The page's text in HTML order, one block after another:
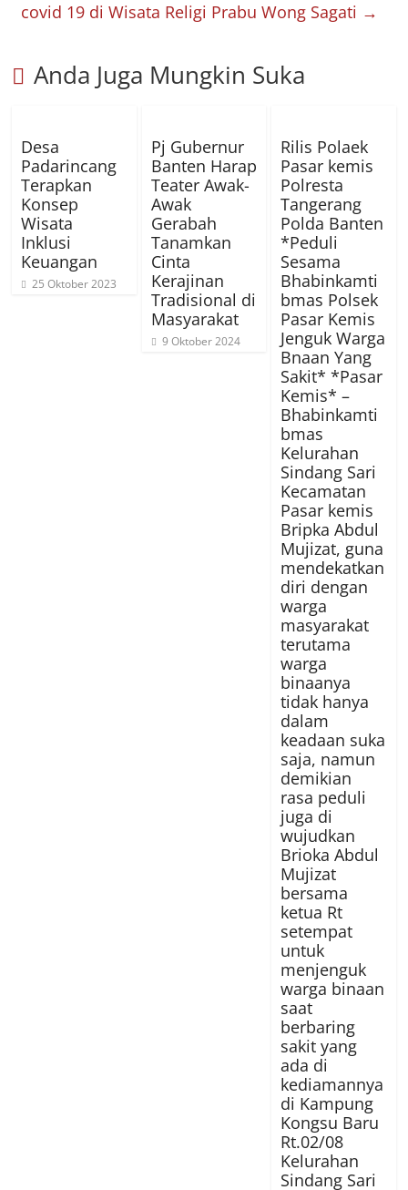
covid 19 di Wisata Religi Prabu Wong Sagati →
Anda Juga Mungkin Suka
Desa
Padarincang
Terapkan
Konsep
Wisata
Inklusi
Keuangan
25 Oktober 2023
Pj Gubernur
Banten Harap
Teater Awak-
Awak
Gerabah
Tanamkan
Cinta
Kerajinan
Tradisional di
Masyarakat
9 Oktober 2024
Rilis Polaek
Pasar kemis
Polresta
Tangerang
Polda Banten
*Peduli
Sesama
Bhabinkamti
bmas Polsek
Pasar Kemis
Jenguk Warga
Bnaan Yang
Sakit* *Pasar
Kemis* –
Bhabinkamti
bmas
Kelurahan
Sindang Sari
Kecamatan
Pasar kemis
Bripka Abdul
Mujizat, guna
mendekatkan
diri dengan
warga
masyarakat
terutama
warga
binaanya
tidak hanya
dalam
keadaan suka
saja, namun
demikian
rasa peduli
juga di
wujudkan
Brioka Abdul
Mujizat
bersama
ketua Rt
setempat
untuk
menjenguk
warga binaan
saat
berbaring
sakit yang
ada di
kediamannya
di Kampung
Kongsu Baru
Rt.02/08
Kelurahan
Sindang Sari